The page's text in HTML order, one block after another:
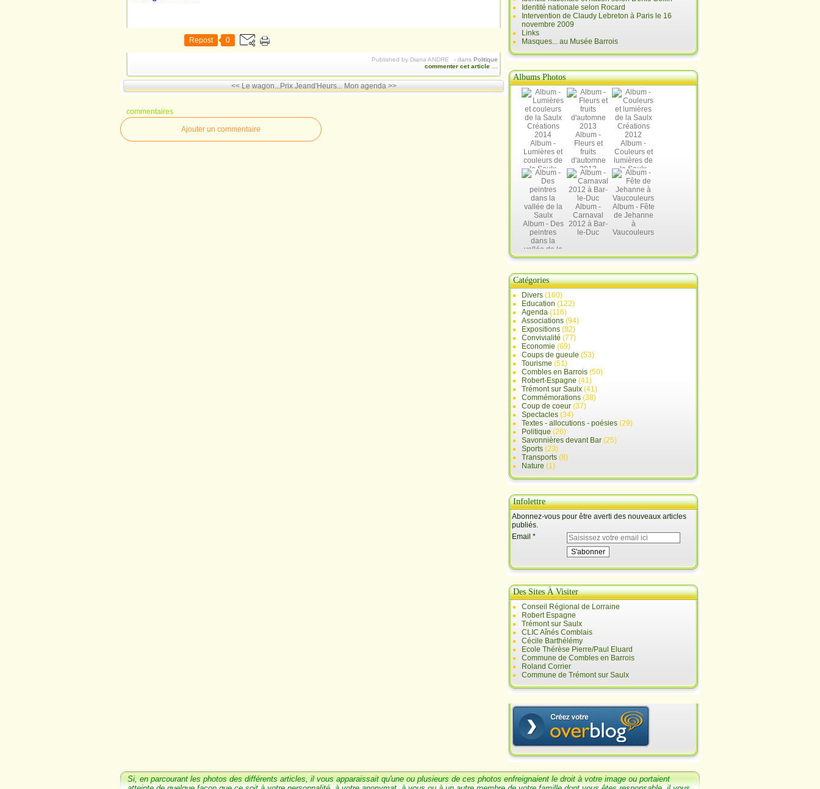
Repost 0
Published by Diana ANDRE - dans Politique
commenter cet article
<< Le wagon...Prix Jeand'Heurs... Mon agenda >>
commentaires
Ajouter un commentaire
Identité nationale selon Rocard
Intervention de Claudy Lebreton à Paris le 16
novembre 2009
Links
Masques... au Musée Barrois
Albums Photos
Album -
Lumières et
couleurs de
la Saulx
Créations
2014
Album -
Fleurs et
fruits
d'automne
2013
Album -
Couleurs et
lumières de
la Saulx
Créations
2012
Album - Des
peintres
dans la
vallée de la
Saulx
Album -
Carnaval
2012 à Bar-
le-Duc
Album - Fête
de Jehanne
à
Vaucouleurs
Catégories
Divers (160)
Education (122)
Agenda (116)
Associations (94)
Expositions (82)
Convivialité (77)
Economie (69)
Coups de gueule (53)
Tourisme (51)
Combles en Barrois (50)
Robert-Espagne (41)
Trémont sur Saulx (41)
Commémorations (38)
Coup de coeur (37)
Spectacles (34)
Textes - allocutions - poésies (29)
Politique (26)
Savonnières devant Bar (25)
Sports (23)
Transports (8)
Nature (1)
Infolettre
Abonnez-vous pour être averti des nouveaux articles
publiés.
Email
Des Sites À Visiter
Conseil Régional de Lorraine
Robert Espagne
Trémont sur Saulx
CLIC Aînés Comblais
Cécile Barthélémy
Ecole Thérèse Pierre/Paul Eluard
Commune de Combles en Barrois
Roland Corrier
Commune de Trémont sur Saulx
Si, en parcourant les photos des différents articles, il vous apparaissait qu'une ou plusieurs de ces photos enfreignaient le droit à votre image ou portaient